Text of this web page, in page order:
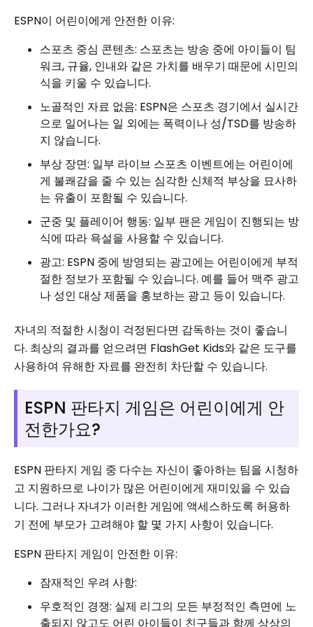
ESPN이 어린이에게 안전한 이유:
스포츠 중심 콘텐츠: 스포츠는 방송 중에 아이들이 팀
워크, 규율, 인내와 같은 가치를 배우기 때문에 시민의
식을 키울 수 있습니다.
노골적인 자료 없음: ESPN은 스포츠 경기에서 실시간
으로 일어나는 일 외에는 폭력이나 성/TSD를 방송하
지 않습니다.
부상 장면: 일부 라이브 스포츠 이벤트에는 어린이에
게 불쾌감을 줄 수 있는 심각한 신체적 부상을 묘사하
는 유출이 포함될 수 있습니다.
군중 및 플레이어 행동: 일부 팬은 게임이 진행되는 방
식에 따라 욕설을 사용할 수 있습니다.
광고: ESPN 중에 방영되는 광고에는 어린이에게 부적
절한 정보가 포함될 수 있습니다. 예를 들어 맥주 광고
나 성인 대상 제품을 홍보하는 광고 등이 있습니다.
자녀의 적절한 시청이 걱정된다면 감독하는 것이 좋습니
다. 최상의 결과를 얻으려면 FlashGet Kids와 같은 도구를
사용하여 유해한 자료를 완전히 차단할 수 있습니다.
ESPN 판타지 게임은 어린이에게 안
전한가요?
ESPN 판타지 게임 중 다수는 자신이 좋아하는 팀을 시청하
고 지원하므로 나이가 많은 어린이에게 재미있을 수 있습
니다. 그러나 자녀가 이러한 게임에 액세스하도록 허용하
기 전에 부모가 고려해야 할 몇 가지 사항이 있습니다.
ESPN 판타지 게임이 안전한 이유:
잠재적인 우려 사항:
우호적인 경쟁: 실제 리그의 모든 부정적인 측면에 노
출되지 않고도 어린 아이들이 친구들과 함께 상상의